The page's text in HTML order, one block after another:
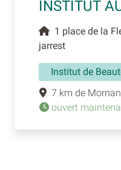
INSTITUT
1 place de la
jarrest
Institut de
7 km de
ouvert